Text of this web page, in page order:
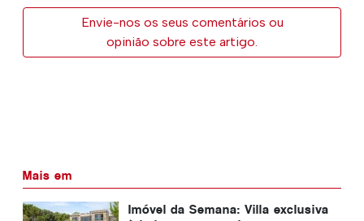
Envie-nos os seus comentários ou
opinião sobre este artigo.
Mais em
Imóvel da Semana: Villa exclusiva